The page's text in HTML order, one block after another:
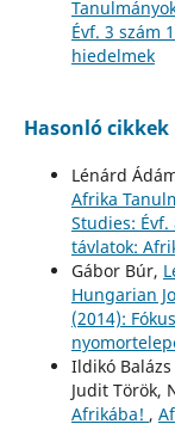
Évf. 3 szám
hiedelmek
Hasonló cikkek
Lénárd
Afrika
Studies: Évf.
távlatok:
Gábor Búr,
Hungarian
(2014):
Ildikó
Judit Török,
Afrikába! ,